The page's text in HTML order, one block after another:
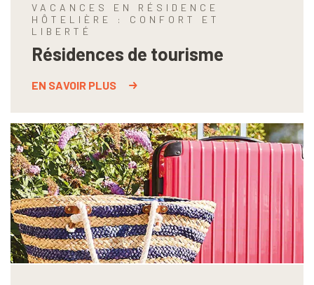
VACANCES EN RÉSIDENCE
HÔTELIÈRE : CONFORT ET
LIBERTÉ
Résidences de tourisme
EN SAVOIR PLUS